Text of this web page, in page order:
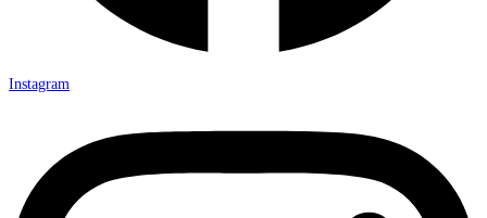
Instagram